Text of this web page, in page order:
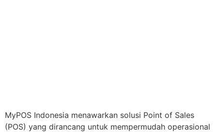
MyPOS Indonesia menawarkan solusi Point of Sales
(POS) yang dirancang untuk mempermudah operasional